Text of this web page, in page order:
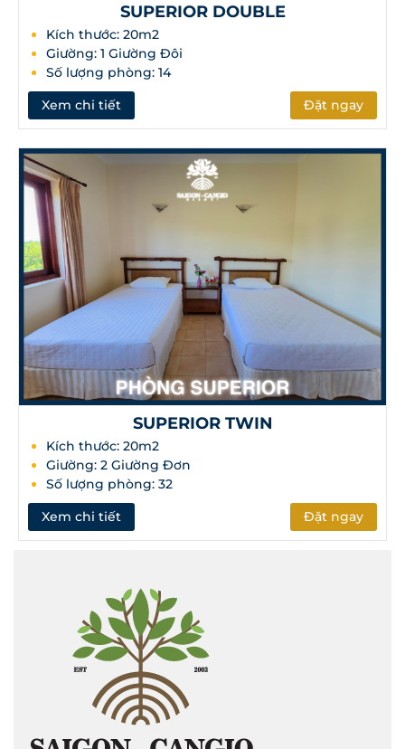
SUPERIOR DOUBLE
Kích thước: 20m2
Giường: 1 Giường Đôi
Số lượng phòng: 14
Xem chi tiết
Đặt ngay
SUPERIOR TWIN
Kích thước: 20m2
Giường: 2 Giường Đơn
Số lượng phòng: 32
Xem chi tiết
Đặt ngay